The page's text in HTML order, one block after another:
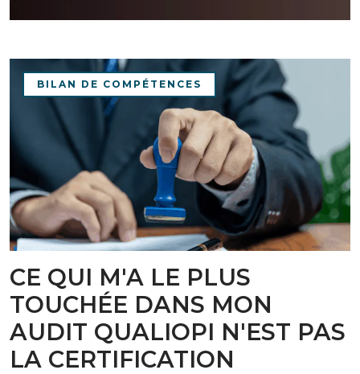
BILAN DE COMPÉTENCES
CE QUI M'A LE PLUS
TOUCHÉE DANS MON
AUDIT QUALIOPI N'EST PAS
LA CERTIFICATION